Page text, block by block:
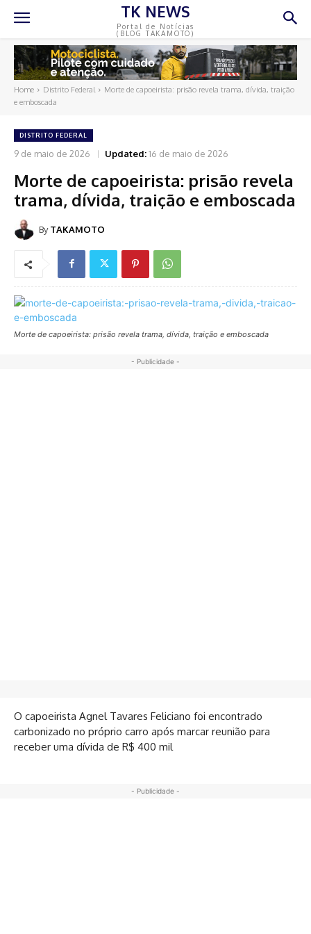
TK NEWS
Portal de Notícias
(BLOG TAKAMOTO)
Home Distrito Federal
Morte de capoeirista: prisão revela trama, dívida, traição
e emboscada
DISTRITO FEDERAL
9 de maio de 2026 Updated:16 de maio de 2026
Morte de capoeirista: prisão revela
trama, dívida, traição e emboscada
By TAKAMOTO
Morte de capoeirista: prisão revela trama, dívida, traição e emboscada
- Publicidade -
O capoeirista Agnel Tavares Feliciano foi encontrado
carbonizado no próprio carro após marcar reunião para
receber uma dívida de R$ 400 mil
- Publicidade -